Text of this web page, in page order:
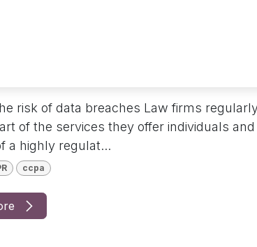
risk of data breaches Law firms
of the services they offer individuals
a highly regulat...
ccpa